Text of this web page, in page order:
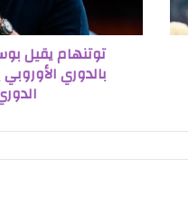
توتنهام يقيل
بالدوري